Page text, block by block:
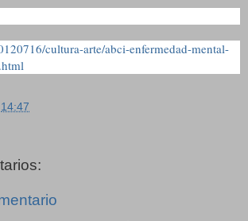
cultura-arte/abci-enfermedad-mental-
14:47